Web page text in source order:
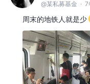
@某私募基金 · 7
周末的地铁人就是少